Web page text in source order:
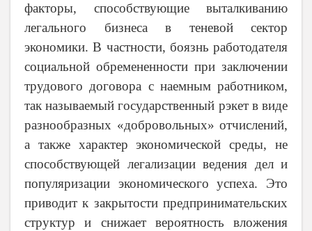
факторы, способствующие выталкиванию
легального бизнеса в теневой сектор
экономики. В частности, боязнь работодателя
социальной обремененности при заключении
трудового договора с наемным работником,
так называемый государственный рэкет в виде
разнообразных «добровольных» отчислений,
а также характер экономической среды, не
способствующей легализации ведения дел и
популяризации экономического успеха. Это
приводит к закрытости предпринимательских
структур и снижает вероятность вложения